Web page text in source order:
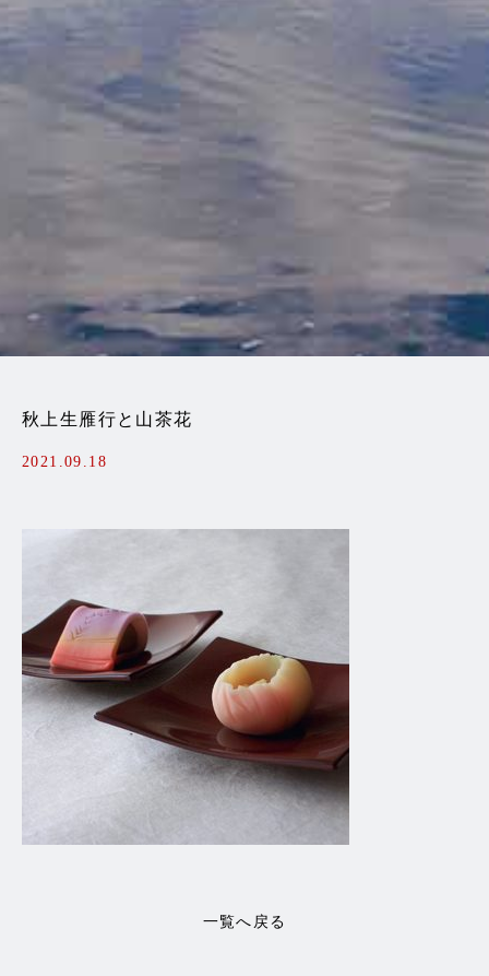
秋上生雁行と山茶花
2021.09.18
一覧へ戻る